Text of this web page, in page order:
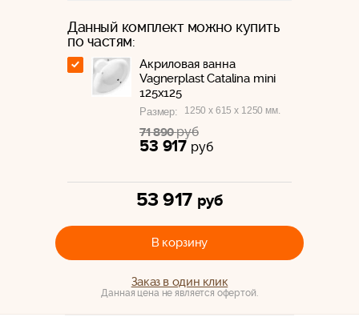
Данный комплект можно купить
по частям:
Акриловая ванна
Vagnerplast Catalina mini
125x125
Размер: 1250 x 615 x 1250 мм.
71 890руб
53 917 руб
53 917 руб
В корзину
Заказ в один клик
Данная цена не является офертой.